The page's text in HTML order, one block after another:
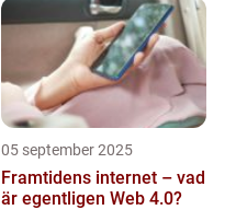
05 september 2025
Framtidens internet – vad
är egentligen Web 4.0?